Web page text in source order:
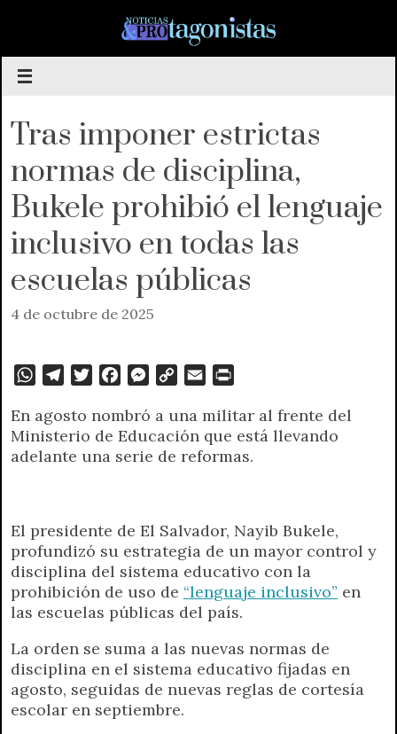
contenido
Tras imponer estrictas
normas de disciplina,
Bukele prohibió el lenguaje
inclusivo en todas las
escuelas públicas
4 de octubre de 2025
W
a
t
s
l
e
g
m
i
t
t
c
e
b
k
M
s
s
e
e
r
p
y
L
k
a
i
l
i
n
t
i
e
n
d
l
En agosto nombró a una militar al frente del
Ministerio de Educación que está llevando
adelante una serie de reformas.
El presidente de El Salvador, Nayib Bukele,
profundizó su estrategia de un mayor control y
disciplina del sistema educativo con la
prohibición de uso de “lenguaje inclusivo” en
las escuelas públicas del país.
La orden se suma a las nuevas normas de
disciplina en el sistema educativo fijadas en
agosto, seguidas de nuevas reglas de cortesía
escolar en septiembre.